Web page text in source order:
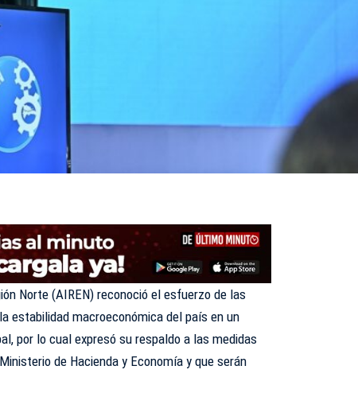
Norte (AIREN) reconoció el esfuerzo de las
estabilidad macroeconómica del país en un
por lo cual expresó su respaldo a las medidas
de Hacienda y Economía y que serán